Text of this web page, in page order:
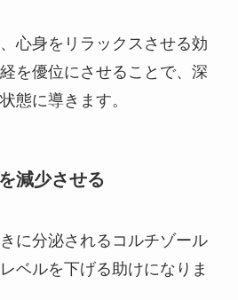
心身をリラックスさせる効
を優位にさせることで、深
態に導きます。
減少させる
に分泌されるコルチゾール
ベルを下げる助けになりま